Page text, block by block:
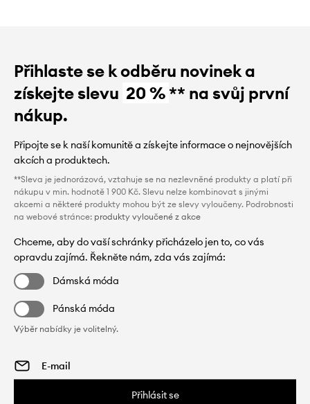
Přihlaste se k odběru novinek a
získejte slevu 20 %** na svůj první
nákup.
Připojte se k naší komunitě a získejte informace o nejnovějších
akcích a produktech.
**Sleva je jednorázová, vztahuje se na nezlevněné produkty a platí při
nákupu v min. hodnotě 1 900 Kč. Slevu nelze kombinovat s jinými
akcemi a některé produkty mohou být ze slevy vyloučeny. Podrobnosti
na webové stránce: produkty vyloučené z akce
Chceme, aby do vaší schránky přicházelo jen to, co vás
opravdu zajímá. Řekněte nám, zda vás zajímá:
Dámská móda
Pánská móda
Výběr nabídky je volitelný.
Přihlásit se